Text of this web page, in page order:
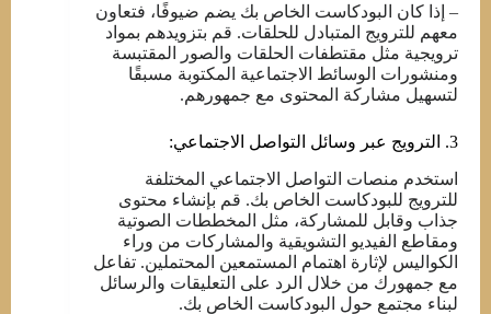
– إذا كان البودكاست الخاص بك يضم ضيوفًا، فتعاون
معهم للترويج المتبادل للحلقات. قم بتزويدهم بمواد
ترويجية مثل مقتطفات الحلقات والصور المقتبسة
ومنشورات الوسائط الاجتماعية المكتوبة مسبقًا
لتسهيل مشاركة المحتوى مع جمهورهم.
3. الترويج عبر وسائل التواصل الاجتماعي:
استخدم منصات التواصل الاجتماعي المختلفة
للترويج للبودكاست الخاص بك. قم بإنشاء محتوى
جذاب وقابل للمشاركة، مثل المخططات الصوتية
ومقاطع الفيديو التشويقية والمشاركات من وراء
الكواليس لإثارة اهتمام المستمعين المحتملين. تفاعل
مع جمهورك من خلال الرد على التعليقات والرسائل
لبناء مجتمع حول البودكاست الخاص بك.